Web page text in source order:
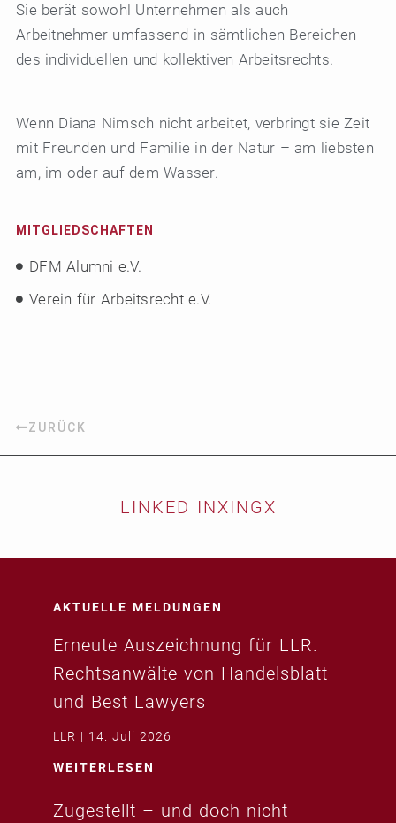
Sie berät sowohl Unternehmen als auch
Arbeitnehmer umfassend in sämtlichen Bereichen
des individuellen und kollektiven Arbeitsrechts.
Wenn Diana Nimsch nicht arbeitet, verbringt sie Zeit
mit Freunden und Familie in der Natur – am liebsten
am, im oder auf dem Wasser.
MITGLIEDSCHAFTEN
DFM Alumni e.V.
Verein für Arbeitsrecht e.V.
ZURÜCK
LINKED INXINGX
AKTUELLE MELDUNGEN
Erneute Auszeichnung für LLR.
Rechtsanwälte von Handelsblatt
und Best Lawyers
LLR 14. Juli 2026
WEITERLESEN
Zugestellt – und doch nicht